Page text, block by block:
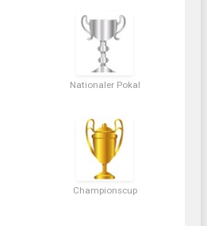
Nationaler Pokal
Championscup